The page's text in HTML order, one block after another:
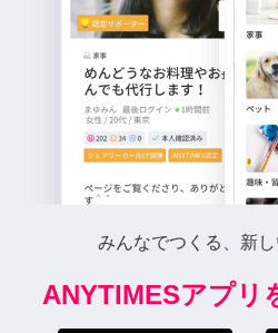
みんなでつくる、新し
ANYTIMESアプリ